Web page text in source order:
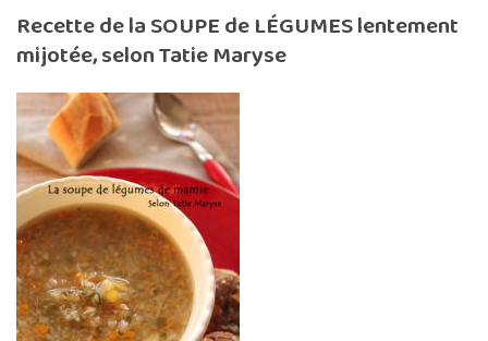
Recette de la SOUPE de LÉGUMES lentement
mijotée, selon Tatie Maryse